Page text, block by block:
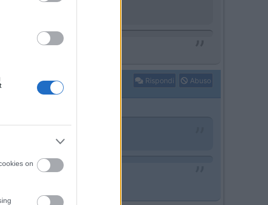
on
ancora liberi.
Rispondi Abuso